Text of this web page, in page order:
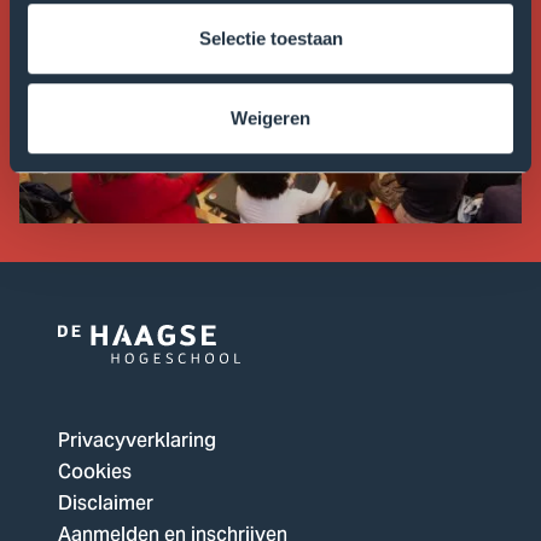
Selectie toestaan
Weigeren
Logo
De
Haagse
Hogeschool,
ga
Privacyverklaring
Cookies
Disclaimer